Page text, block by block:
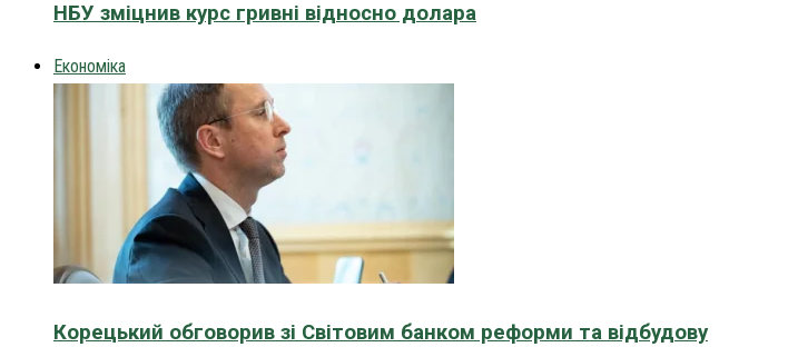
НБУ зміцнив курс гривні відносно долара
Економіка
Корецький обговорив зі Світовим банком реформи та відбудову